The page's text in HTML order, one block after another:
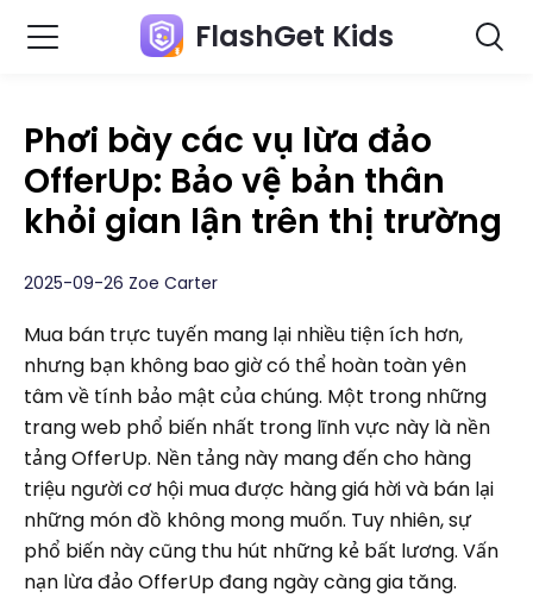
FlashGet Kids
Phơi bày các vụ lừa đảo
OfferUp: Bảo vệ bản thân
khỏi gian lận trên thị trường
2025-09-26 Zoe Carter
Mua bán trực tuyến mang lại nhiều tiện ích hơn,
nhưng bạn không bao giờ có thể hoàn toàn yên
tâm về tính bảo mật của chúng. Một trong những
trang web phổ biến nhất trong lĩnh vực này là nền
tảng OfferUp. Nền tảng này mang đến cho hàng
triệu người cơ hội mua được hàng giá hời và bán lại
những món đồ không mong muốn. Tuy nhiên, sự
phổ biến này cũng thu hút những kẻ bất lương. Vấn
nạn lừa đảo OfferUp đang ngày càng gia tăng.